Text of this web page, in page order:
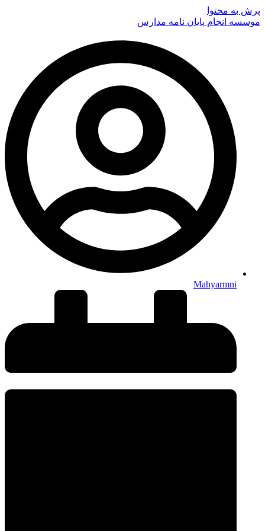
پرش به محتوا
موسسه انجام پایان نامه مدارس
Mahyarmni